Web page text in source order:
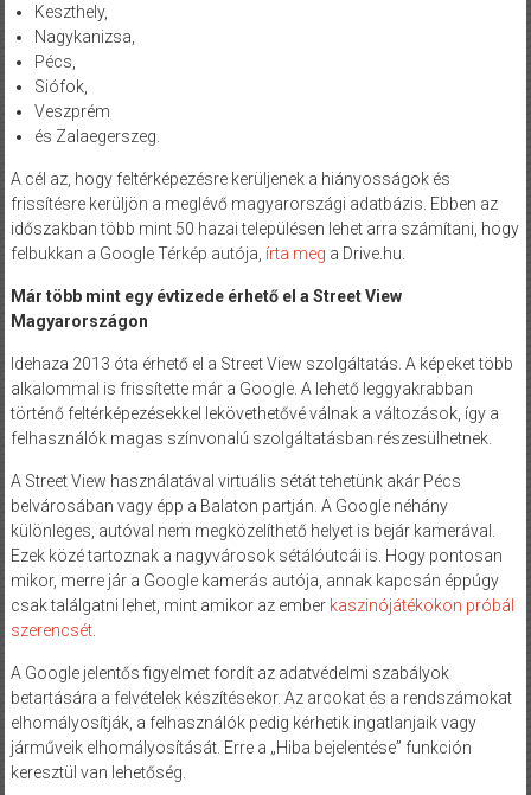
Keszthely,
Nagykanizsa,
Pécs,
Siófok,
Veszprém
és Zalaegerszeg.
A cél az, hogy feltérképezésre kerüljenek a hiányosságok és
frissítésre kerüljön a meglévő magyarországi adatbázis. Ebben az
időszakban több mint 50 hazai településen lehet arra számítani, hogy
felbukkan a Google Térkép autója, írta meg a Drive.hu.
Már több mint egy évtizede érhető el a Street View
Magyarországon
Idehaza 2013 óta érhető el a Street View szolgáltatás. A képeket több
alkalommal is frissítette már a Google. A lehető leggyakrabban
történő feltérképezésekkel lekövethetővé válnak a változások, így a
felhasználók magas színvonalú szolgáltatásban részesülhetnek.
A Street View használatával virtuális sétát tehetünk akár Pécs
belvárosában vagy épp a Balaton partján. A Google néhány
különleges, autóval nem megközelíthető helyet is bejár kamerával.
Ezek közé tartoznak a nagyvárosok sétálóutcái is. Hogy pontosan
mikor, merre jár a Google kamerás autója, annak kapcsán éppúgy
csak találgatni lehet, mint amikor az ember kaszinójátékokon próbál
szerencsét.
A Google jelentős figyelmet fordít az adatvédelmi szabályok
betartására a felvételek készítésekor. Az arcokat és a rendszámokat
elhomályosítják, a felhasználók pedig kérhetik ingatlanjaik vagy
járműveik elhomályosítását. Erre a „Hiba bejelentése” funkción
keresztül van lehetőség.